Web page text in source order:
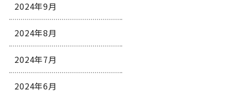
2024年9月
2024年8月
2024年7月
2024年6月